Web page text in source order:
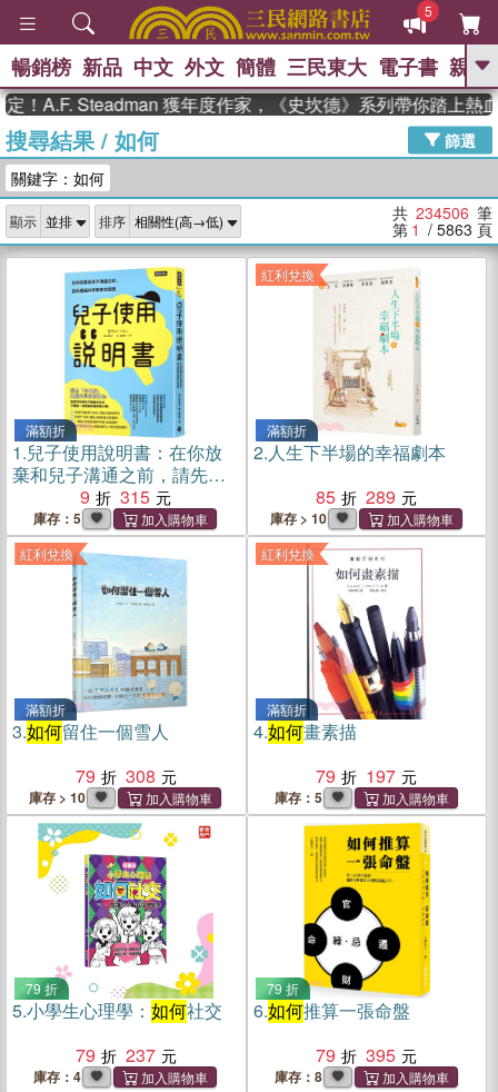
5
GO
The Odyssey 、
父親節 、 如果歷史是一群喵 、 暑期
念華 、 台灣的李登輝時代 、 數學女
孩：黎曼猜想
偉大的迷走神經
暢銷榜 新品 中文 外文 簡體 三民東大 電子書 親子
Steadman 獲年度作家，《史坎德》系列帶你踏上熱血奇幻
搜尋結果/ 如何
篩選
關鍵字：如何
顯示 排序 共 234506 筆
第 1 / 5863 頁
滿額折
1.兒子使用說明書：在你放
棄和兒子溝通之前，請先看
腦科學專家怎麼說
9 315
庫存：5
紅利兌換
滿額折
2.人生下半場的幸福劇本
85
289
庫存 > 10
紅利兌換
滿額折
3.如何留住一個雪人
79
308
庫存 > 10
紅利兌換
滿額折
4.如何畫素描
79
197
庫存：5
79 折
5.小學生心理學： 如何社交
79
237
庫存：4
79 折
6.如何推算一張命盤
79
395
庫存：8